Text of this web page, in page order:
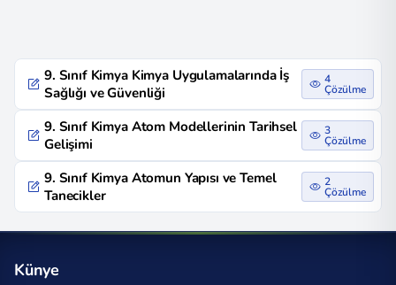
9. Sınıf Kimya Kimya Uygulamalarında İş
Sağlığı ve Güvenliği
4
Çözülme
9. Sınıf Kimya Atom Modellerinin Tarihsel
Gelişimi
3
Çözülme
9. Sınıf Kimya Atomun Yapısı ve Temel
Tanecikler
2
Çözülme
Künye